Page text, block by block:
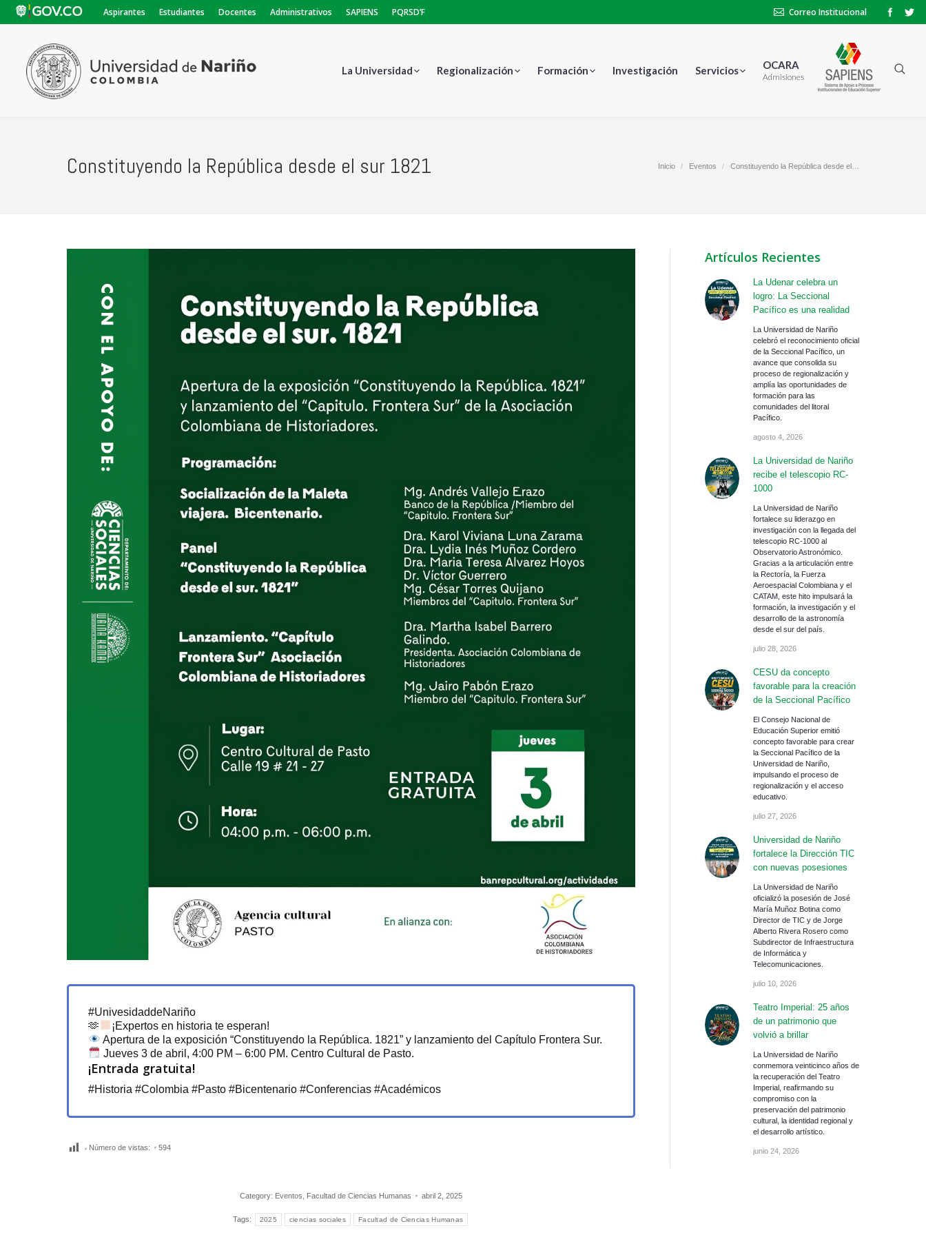
Aspirantes Estudiantes Docentes Administrativos SAPIENS PQRSD’F Correo Institucional
La Universidad Regionalización Formación Investigación Servicios OCARA
Admisiones
Constituyendo la República desde el sur 1821 Inicio Eventos Constituyendo la República desde el…
#UnivesidaddeNariño
🫶
¡Expertos en historia te esperan!
Apertura de la exposición “Constituyendo la República. 1821” y lanzamiento del Capítulo Frontera Sur.
Jueves 3 de abril, 4:00 PM – 6:00 PM. Centro Cultural de Pasto.
¡Entrada gratuita!
#Historia #Colombia #Pasto #Bicentenario #Conferencias #Académicos
Número de vistas: 594
Category: Eventos Facultad de Ciencias Humanas abril 2, 2025
Tags: 2025 ciencias sociales Facultad de Ciencias Humanas
Artículos Recientes
La Udenar celebra un
logro: La Seccional
Pacífico es una realidad
La Universidad de Nariño
celebró el reconocimiento oficial
de la Seccional Pacífico, un
avance que consolida su
proceso de regionalización y
amplía las oportunidades de
formación para las
comunidades del litoral
Pacífico.
agosto 4, 2026
La Universidad de Nariño
recibe el telescopio RC-
1000
La Universidad de Nariño
fortalece su liderazgo en
investigación con la llegada del
telescopio RC-1000 al
Observatorio Astronómico.
Gracias a la articulación entre
la Rectoría, la Fuerza
Aeroespacial Colombiana y el
CATAM, este hito impulsará la
formación, la investigación y el
desarrollo de la astronomía
desde el sur del país.
julio 28, 2026
CESU da concepto
favorable para la creación
de la Seccional Pacífico
El Consejo Nacional de
Educación Superior emitió
concepto favorable para crear
la Seccional Pacífico de la
Universidad de Nariño,
impulsando el proceso de
regionalización y el acceso
educativo.
julio 27, 2026
Universidad de Nariño
fortalece la Dirección TIC
con nuevas posesiones
La Universidad de Nariño
oficializó la posesión de José
María Muñoz Botina como
Director de TIC y de Jorge
Alberto Rivera Rosero como
Subdirector de Infraestructura
de Informática y
Telecomunicaciones.
julio 10, 2026
Teatro Imperial: 25 años
de un patrimonio que
volvió a brillar
La Universidad de Nariño
conmemora veinticinco años de
la recuperación del Teatro
Imperial, reafirmando su
compromiso con la
preservación del patrimonio
cultural, la identidad regional y
el desarrollo artístico.
junio 24, 2026